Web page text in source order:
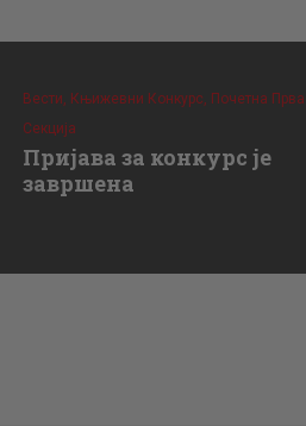
Вести, Књижевни Конкурс, Почетна Прва
Секција
Пријава за конкурс је
завршена